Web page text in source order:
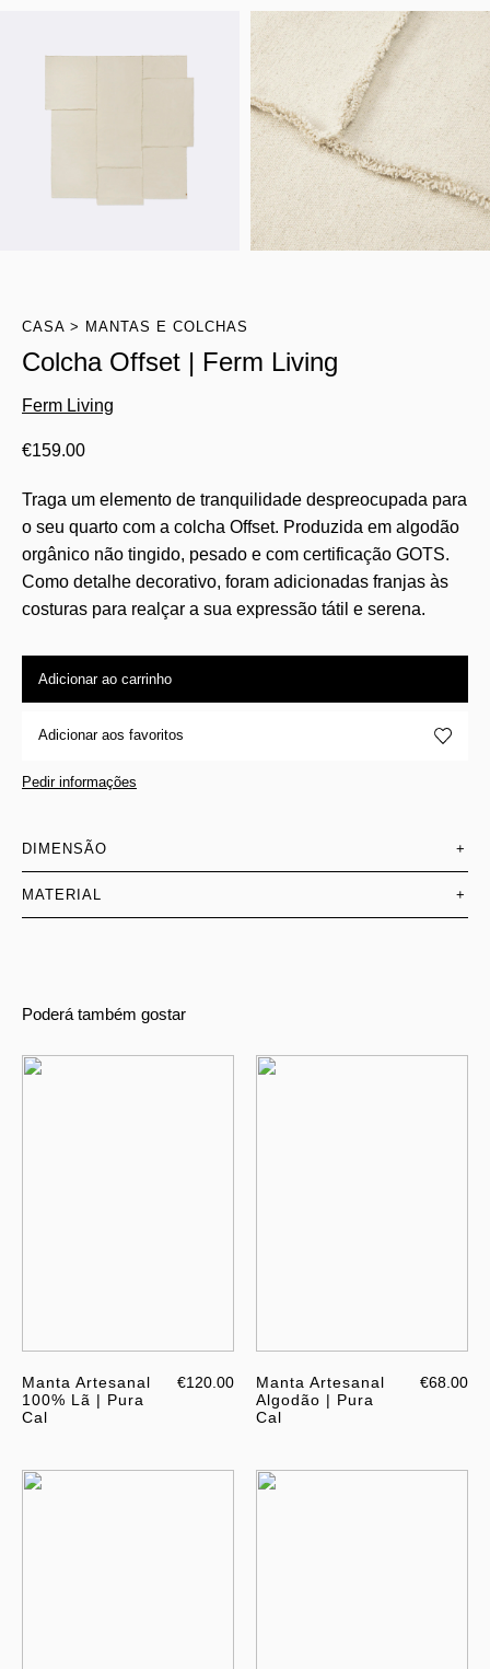
CASA MANTAS E COLCHAS
Colcha Offset | Ferm Living
Ferm Living
€159.00
Traga um elemento de tranquilidade despreocupada para
o seu quarto com a colcha Offset. Produzida em algodão
orgânico não tingido, pesado e com certificação GOTS.
Como detalhe decorativo, foram adicionadas franjas às
costuras para realçar a sua expressão tátil e serena.
Adicionar ao carrinho
Adicionar aos favoritos
Pedir informações
DIMENSÃO +
MATERIAL +
Poderá também gostar
Manta Artesanal
100% Lã | Pura
Cal
€120.00
Manta Artesanal
Algodão | Pura
Cal
€68.00